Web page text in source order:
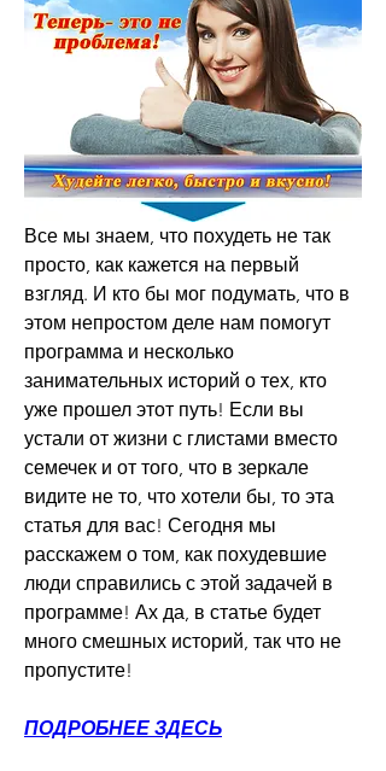
Все мы знаем, что похудеть не так
просто, как кажется на первый
взгляд. И кто бы мог подумать, что в
этом непростом деле нам помогут
программа и несколько
занимательных историй о тех, кто
уже прошел этот путь! Если вы
устали от жизни с глистами вместо
семечек и от того, что в зеркале
видите не то, что хотели бы, то эта
статья для вас! Сегодня мы
расскажем о том, как похудевшие
люди справились с этой задачей в
программе! Ах да, в статье будет
много смешных историй, так что не
пропустите!
ПОДРОБНЕЕ ЗДЕСЬ